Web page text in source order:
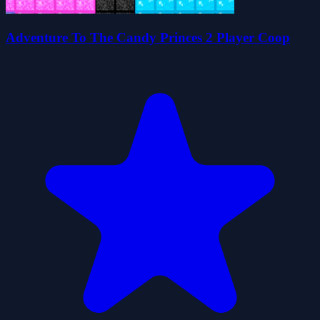
Adventure To The Candy Princes 2 Player Coop